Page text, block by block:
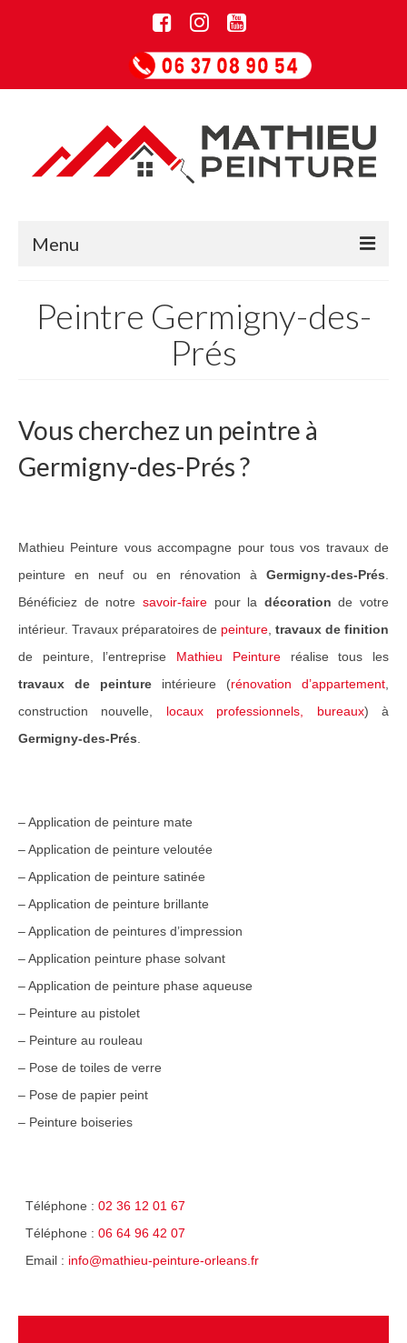
Menu
Informations
Entreprise de rénovation
Guide Peintures
Nos services
Réalisation de sols
Réalisations Travaux
Nos travaux pour particuliers
Nos travaux pour professionnels
Notre réseau
Peintre Germigny-des-
Prés
Vous cherchez un peintre à
Germigny-des-Prés ?
Mathieu Peinture vous accompagne pour tous vos travaux de
peinture en neuf ou en rénovation à Germigny-des-Prés
Bénéficiez de notre savoir-fairepour la décoration de votre
intérieur. Travaux préparatoires de peinture travaux de finition
de peinture, l’entreprise Mathieu Peintureréalise tous les
travaux de peinture intérieure (rénovation d’appartement
construction nouvelle, locaux professionnels, bureaux) à
Germigny-des-Prés
– Application de peinture mate
– Application de peinture veloutée
– Application de peinture satinée
– Application de peinture brillante
– Application de peintures d’impression
– Application peinture phase solvant
– Application de peinture phase aqueuse
– Peinture au pistolet
– Peinture au rouleau
– Pose de toiles de verre
– Pose de papier peint
– Peinture boiseries
Téléphone : 02 36 12 01 67
Téléphone : 06 64 96 42 07
Email : info@mathieu-peinture-orleans.fr